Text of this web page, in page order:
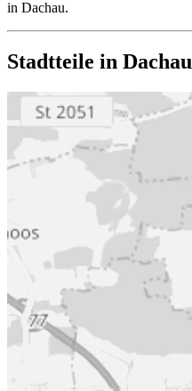
in Dachau.
Stadtteile in Dachau